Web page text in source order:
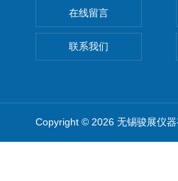
在线留言
联系我们
Copyright © 2026 无锡骏展仪